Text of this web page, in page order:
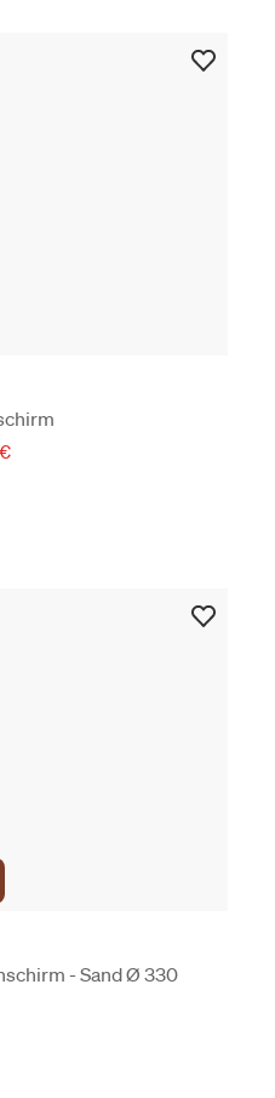
- Sand Ø 330